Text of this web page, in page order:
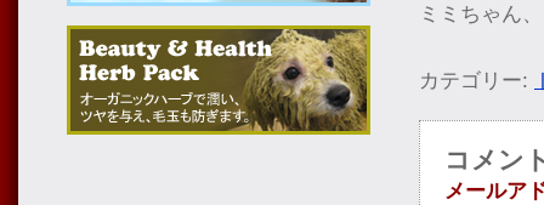
ミミちゃん
カテゴリー:
コメン
メールア